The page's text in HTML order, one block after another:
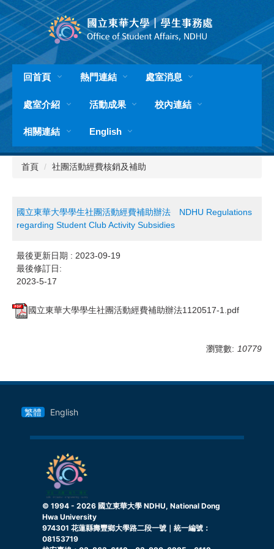
跳
到
主
要
內
容
區
回首頁 熱門連結 處室消息
處室介紹 活動成果 校內連結
相關連結 English
首頁 社團活動經費核銷及補助
國立東華大學學生社團活動經費補助辦法 NDHU Regulations
regarding Student Club Activity Subsidies
最後更新日期 : 2023-09-19
最後修訂日:
2023-5-17
國立東華大學學生社團活動經費補助辦法1120517-1.pdf
瀏覽數: 10779
繁體 English
© 1994 - 2026 國立東華大學 NDHU, National Dong
Hwa University
974301 花蓮縣壽豐鄉大學路二段一號｜統一編號：
08153719